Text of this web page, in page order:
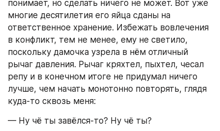
понимает, но сделать ничего не может. Вот уже
многие десятилетия его яйца сданы на
ответственное хранение. Избежать вовлечения
в конфликт, тем не менее, ему не светило,
поскольку дамочка узрела в нём отличный
рычаг давления. Рычаг кряхтел, пыхтел, чесал
репу и в конечном итоге не придумал ничего
лучше, чем начать монотонно повторять, глядя
куда-то сквозь меня:
— Ну чё ты завёлся-то? Ну чё ты?